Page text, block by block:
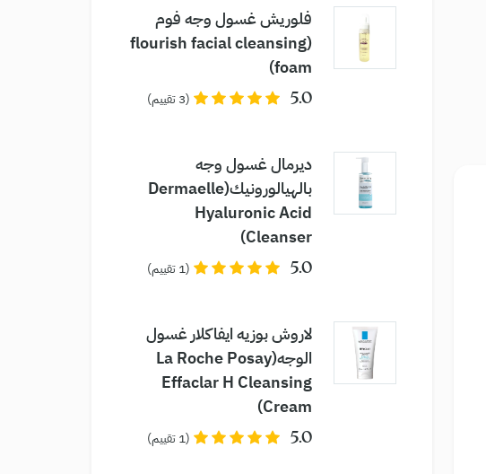
فلوريش غسول وجه فوم
(flourish facial cleansing
foam)
5.0 (3 تقييم)
ديرمال غسول وجه
بالهيالورونيك(Dermaelle
Hyaluronic Acid
Cleanser)
5.0 (1 تقييم)
لاروش بوزيه ايفاكلار غسول
الوجه(La Roche Posay
Effaclar H Cleansing
Cream)
5.0 (1 تقييم)